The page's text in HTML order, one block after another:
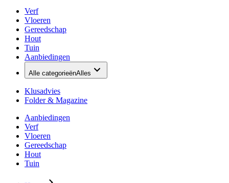
Verf
Vloeren
Gereedschap
Hout
Tuin
Aanbiedingen
Alle categorieënAlles
Klusadvies
Folder & Magazine
Aanbiedingen
Verf
Vloeren
Gereedschap
Hout
Tuin